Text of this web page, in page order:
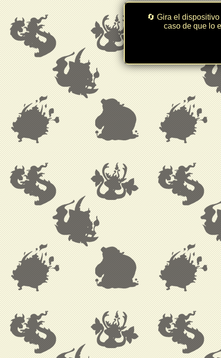
🔄 Gira el
caso de que lo